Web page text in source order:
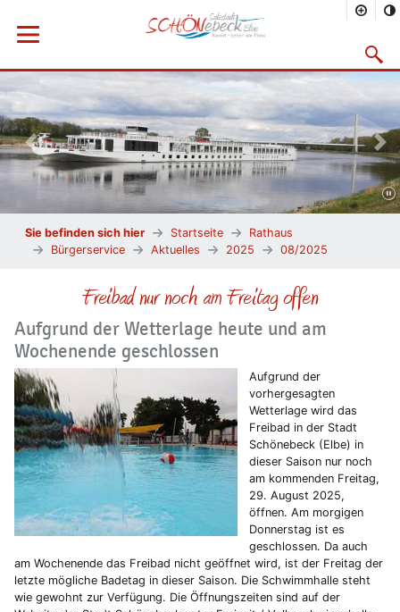
Menü öffnen
Vorheriges Bild
Sie befinden sich hier Startseite
Rathaus
Bürgerservice
Aktuelles 2025 08/2025
Freibad nur noch am Freitag offen
Aufgrund der Wetterlage heute und am
Wochenende geschlossen
Aufgrund der
vorhergesagten
Wetterlage wird das
Freibad in der Stadt
Schönebeck (Elbe) in
dieser Saison nur noch
am kommenden Freitag,
29. August 2025,
öffnen. Am morgigen
Donnerstag ist es
geschlossen. Da auch
am Wochenende das Freibad nicht geöffnet wird, ist der Freitag der
letzte mögliche Badetag in dieser Saison. Die Schwimmhalle steht
wie gewohnt zur Verfügung. Die Öffnungszeiten sind auf der